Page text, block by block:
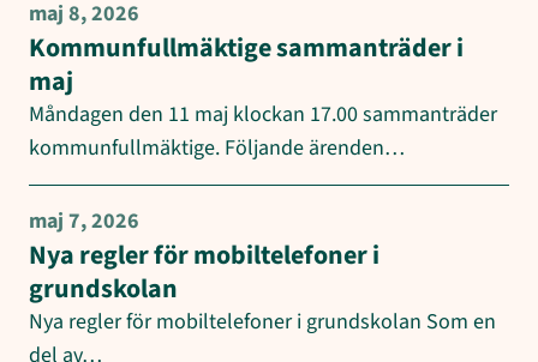
maj 8, 2026
Kommunfullmäktige sammanträder i
maj
Måndagen den 11 maj klockan 17.00 sammanträder
kommunfullmäktige. Följande ärenden…
maj 7, 2026
Nya regler för mobiltelefoner i
grundskolan
Nya regler för mobiltelefoner i grundskolan Som en
del av…